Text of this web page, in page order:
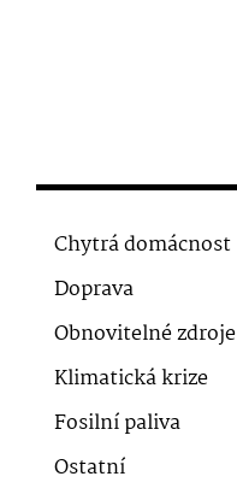
Chytrá domácnost
Doprava
Obnovitelné zdroje
Klimatická krize
Fosilní paliva
Ostatní